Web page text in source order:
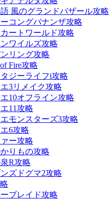
風のグランドバザール攻略
ーコングバナンザ攻略
ートワールド攻略
ワイルズ攻略
リング攻略
Fire攻略
ジーライフi攻略
エ3リメイク攻略
エ10オフライン攻略
11攻略
エモンスターズ3攻略
6攻略
ー攻略
りもの攻略
R攻略
ンズドグマ2攻略
ブレイド攻略